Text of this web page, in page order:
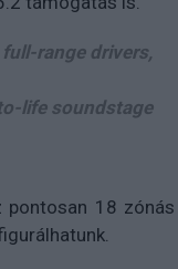
range drivers,
life soundstage
pontosan 18 zónás